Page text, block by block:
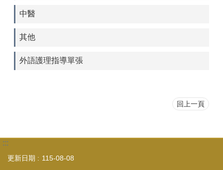
中醫
其他
外語護理指導單張
回上一頁
:::
更新日期 115-08-08